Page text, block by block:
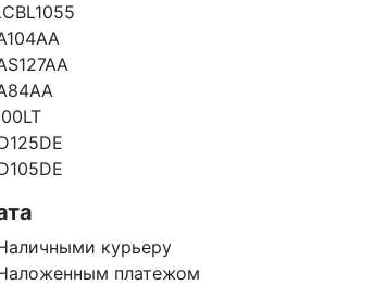
курьеру
платежом